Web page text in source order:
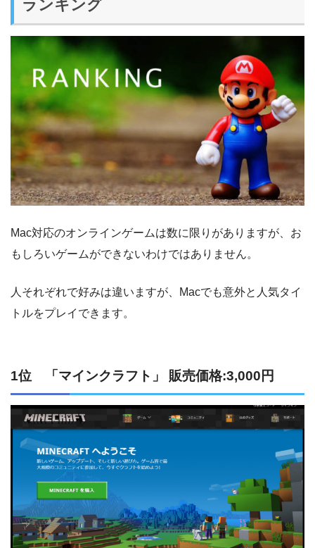
ランキング
Mac対応のオンラインゲームは数に限りがありますが、お
もしろいゲームができないわけではありません。
人それぞれで好みは違いますが、Macでも意外と人気タイ
トルをプレイできます。
1位 「マインクラフト」 販売価格:3,000円